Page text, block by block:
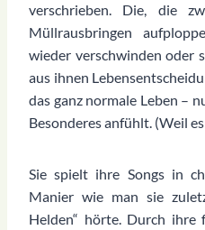
verschrieben. Die, die
Müllrausbringen
wieder verschwinden oder
aus ihnen
das ganz normale Leben –
Besonderes anfühlt. (Weil
Sie spielt ihre Songs in
Manier wie man sie
Helden“ hörte. Durch ihre